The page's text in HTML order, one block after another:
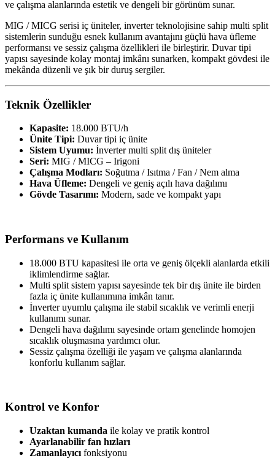
ve çalışma alanlarında estetik ve dengeli bir görünüm sunar.
MIG / MICG serisi iç üniteler, inverter teknolojisine sahip multi split
sistemlerin sunduğu esnek kullanım avantajını güçlü hava üfleme
performansı ve sessiz çalışma özellikleri ile birleştirir. Duvar tipi
yapısı sayesinde kolay montaj imkânı sunarken, kompakt gövdesi ile
mekânda düzenli ve şık bir duruş sergiler.
Teknik Özellikler
Kapasite: 18.000 BTU/h
Ünite Tipi: Duvar tipi iç ünite
Sistem Uyumu: İnverter multi split dış üniteler
Seri: MIG / MICG – Irigoni
Çalışma Modları: Soğutma / Isıtma / Fan / Nem alma
Hava Üfleme: Dengeli ve geniş açılı hava dağılımı
Gövde Tasarımı: Modern, sade ve kompakt yapı
Performans ve Kullanım
18.000 BTU kapasitesi ile orta ve geniş ölçekli alanlarda etkili
iklimlendirme sağlar.
Multi split sistem yapısı sayesinde tek bir dış ünite ile birden
fazla iç ünite kullanımına imkân tanır.
İnverter uyumlu çalışma ile stabil sıcaklık ve verimli enerji
kullanımı sunar.
Dengeli hava dağılımı sayesinde ortam genelinde homojen
sıcaklık oluşmasına yardımcı olur.
Sessiz çalışma özelliği ile yaşam ve çalışma alanlarında
konforlu kullanım sağlar.
Kontrol ve Konfor
Uzaktan kumanda ile kolay ve pratik kontrol
Ayarlanabilir fan hızları
Zamanlayıcı fonksiyonu